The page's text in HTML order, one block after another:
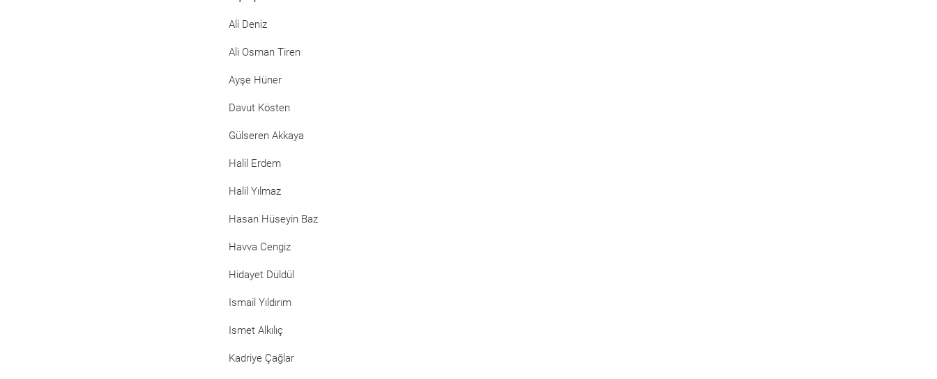
Ali Deniz
Ali Osman Tiren
Ayşe Hüner
Davut Kösten
Gülseren Akkaya
Halil Erdem
Halil Yılmaz
Hasan Hüseyin Baz
Havva Cengiz
Hidayet Düldül
Ismail Yıldırım
Ismet Alkılıç
Kadriye Çağlar